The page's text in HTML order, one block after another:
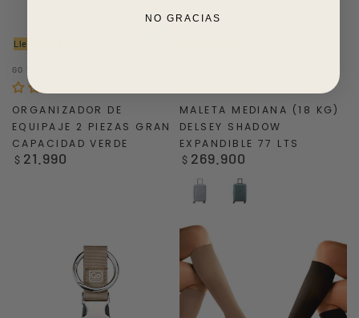
Llega hoy RM
Vendedor:
GO TRAVEL
ORGANIZADOR DE
EQUIPAJE 2 PIEZAS GRAN
CAPACIDAD VERDE
Precio
$ 21.990
MALETA MEDIANA (18 KG)
DELSEY SHADOW
EXPANDIBLE 77 LTS
Precio
$ 269.900
Gris
NO GRACIAS